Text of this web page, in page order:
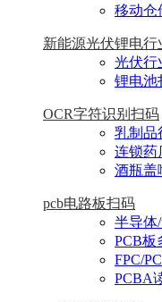
移动仓
新能源光伏锂电行
光伏行
锂电池
OCR字符识别扫码
乳制品
连锁药
酒瓶盖
pcb电路板扫码
半导体
PCB板
FPC/
PCBA